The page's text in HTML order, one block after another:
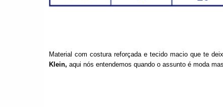
Material com costura reforçada e tecido macio que te
Klein, aqui nós entendemos quando o assunto é moda